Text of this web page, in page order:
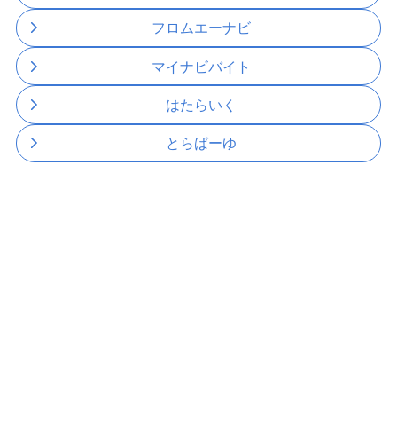
フロムエーナビ
マイナビバイト
はたらいく
とらばーゆ